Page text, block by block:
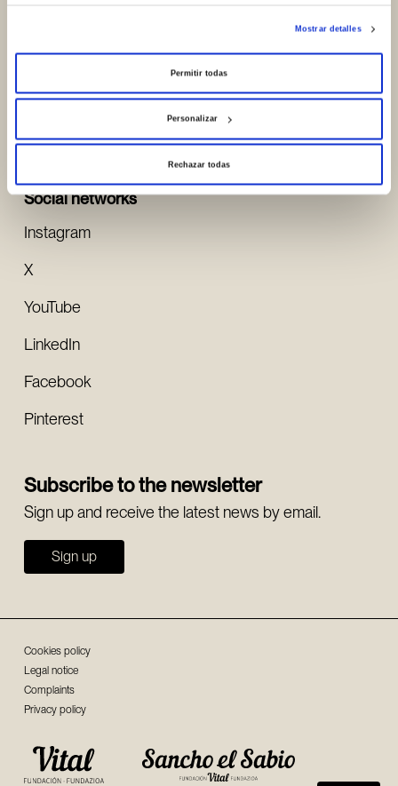
Mostrar detalles
Permitir todas
Personalizar
Rechazar todas
01013, Vitoria-Gasteiz (Spain)
Social networks
Instagram
X
YouTube
LinkedIn
Facebook
Pinterest
Subscribe to the newsletter
Sign up and receive the latest news by email.
Sign up
Cookies policy
Legal notice
Complaints
Privacy policy